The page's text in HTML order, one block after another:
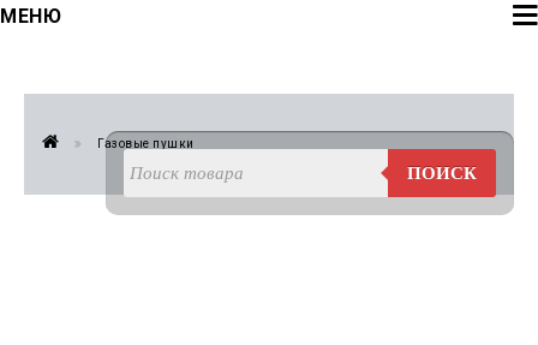
МЕНЮ
Газовые пушки
ПОИСК